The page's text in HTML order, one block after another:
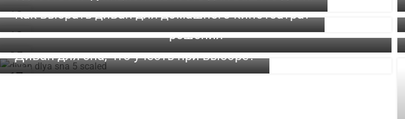
13
13
Как выбрать диван для домашнего кинотеатра?
05
ОКТ
Диваны для малогабаритных квартир: оптимальные
решения
17
Диван для сна, что учесть при выборе?